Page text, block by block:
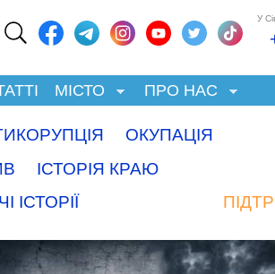
У
МІСТО ПРО НАС
ОКУПАЦІЯ
ІСТОРІЯ КРАЮ
ІСТОРІЇ